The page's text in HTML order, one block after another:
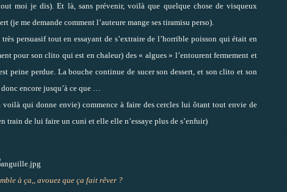
moi je dis). Et là, sans prévenir, voilà que quelque chose de visqueux
(je me demande comment l’auteure mange ses tiramisu perso).
persuasif tout en essayant de s’extraire de l’horrible poisson qui était en
pour son clito qui est en chaleur) des « algues » l’entourent fermement et
peine perdue. La bouche continue de sucer son dessert, et son clito et son
encore jusqu’à ce que …
qui donne envie) commence à faire des cercles lui ôtant tout envie de
train de lui faire un cuni et elle elle n’essaye plus de s’enfuir)
à ça,, avouez que ça fait rêver ?